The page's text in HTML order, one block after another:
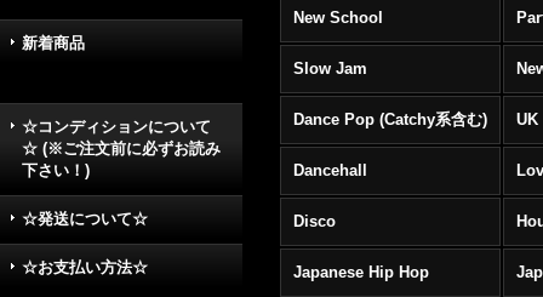
新着商品
☆コンディションについて
☆ (※ご注文前に必ずお読み
下さい！)
☆発送について☆
☆お支払い方法☆
New School
Slow Jam
Dance Pop (Catchy系含む) UK
Dancehall
Disco
Japanese Hip Hop